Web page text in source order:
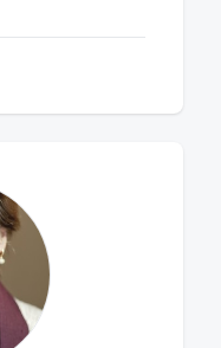
op het
werken én een
met een
Ik ben
voor
therapie,
en lid van